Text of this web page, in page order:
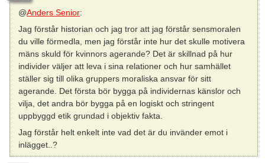
@Anders Senior:
Jag förstår historian och jag tror att jag förstår sensmoralen
du ville förmedla, men jag förstår inte hur det skulle motivera
mäns skuld för kvinnors agerande? Det är skillnad på hur
individer väljer att leva i sina relationer och hur samhället
ställer sig till olika gruppers moraliska ansvar för sitt
agerande. Det första bör bygga på individernas känslor och
vilja, det andra bör bygga på en logiskt och stringent
uppbyggd etik grundad i objektiv fakta.
Jag förstår helt enkelt inte vad det är du invänder emot i
inlägget..?